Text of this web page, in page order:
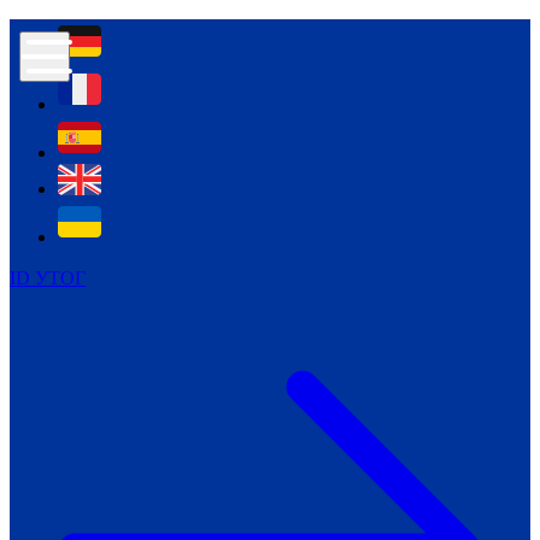
ID УТОГ
Контур психологічної безпеки глухих
Всеукраїнський пісенний
челендж «Україно, ти є!»
Молодіжний челендж «Жестова
мова для мене – це…»
Репортажі спеціальних та
інклюзивних начальних закладів